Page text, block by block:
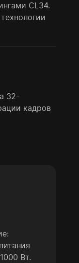
CL34.
32-
кадров
Вт.